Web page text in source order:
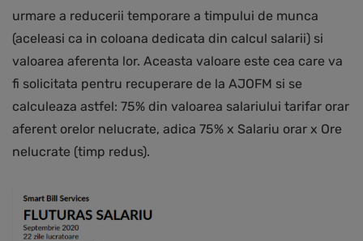
urmare a reducerii temporare a timpului de munca
(aceleasi ca in coloana dedicata din calcul salarii) si
valoarea aferenta lor. Aceasta valoare este cea care va
fi solicitata pentru recuperare de la AJOFM si se
calculeaza astfel: 75% din valoarea salariului tarifar orar
aferent orelor nelucrate, adica 75% x Salariu orar x Ore
nelucrate (timp redus).